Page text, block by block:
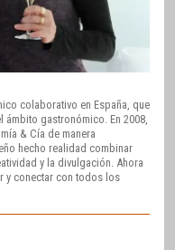
colaborativo en España, que
ámbito gastronómico. En 2008,
& Cía de manera
hecho realidad combinar
y la divulgación. Ahora
y conectar con todos los